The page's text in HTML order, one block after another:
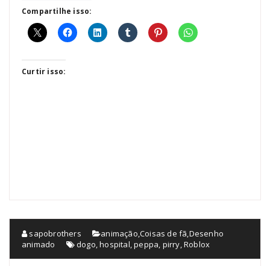
Compartilhe isso:
Curtir isso:
sapobrothers animação,Coisas de fã,Desenho
animado
dogo,hospital,peppa, pirry,Roblox